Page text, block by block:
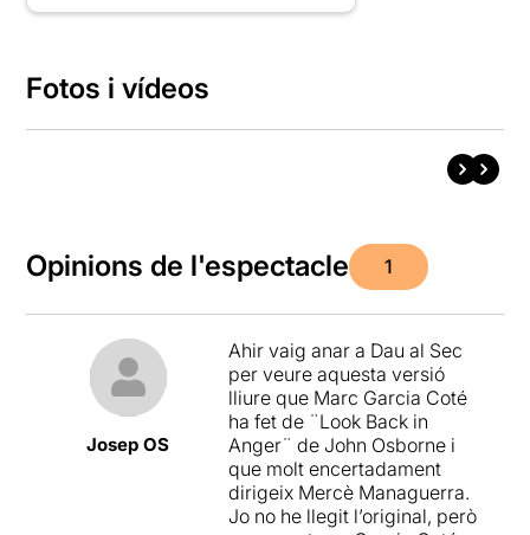
Fotos i vídeos
Opinions de l'espectacle 1
Josep OS
Ahir vaig anar a Dau al Sec
per veure aquesta versió
lliure que Marc Garcia Coté
ha fet de ¨Look Back in
Anger¨ de John Osborne i
que molt encertadament
dirigeix ​​Mercè Managuerra.
Jo no he llegit l’original, però